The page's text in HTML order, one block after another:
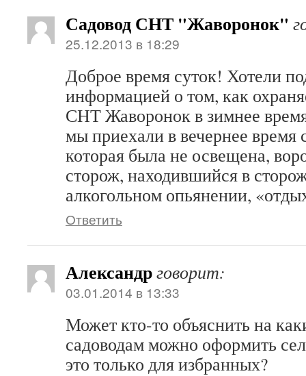
Садовод СНТ "Жаворонок"
25.12.2013 в 18:29
Доброе время суток! Хотели
информацией о том, как
СНТ Жаворонок в зимнее
мы приехали в вечернее время
которая была не освещена,
сторож, находившийся в
алкогольном опьянении,
Ответить
Александрговорит:
03.01.2014 в 13:33
Может кто-то объяснить на
садоводам можно оформить
это только для избранных?